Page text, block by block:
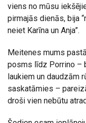
viens no mūsu
pirmajās dienās, bija
neiet Karīna un Anja”.
Meitenes mums
posms līdz Porrino –
laukiem un daudzām
saskatāmies –
droši vien nebūtu